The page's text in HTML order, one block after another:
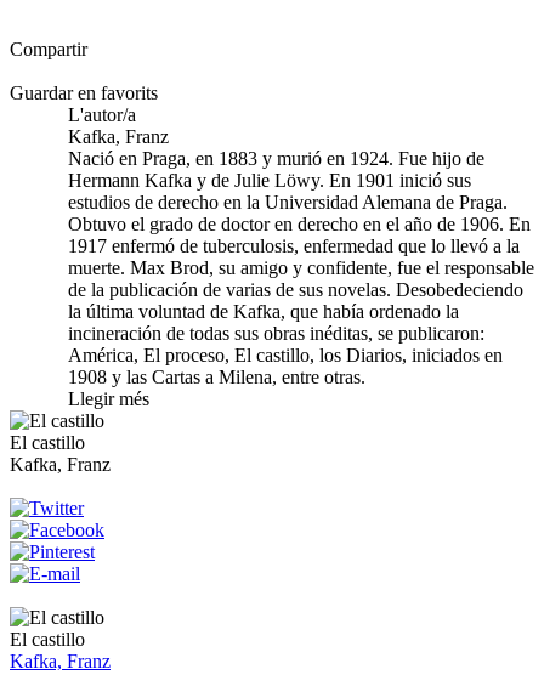
Compartir
Guardar en favorits
L'autor/a
Kafka, Franz
Nació en Praga, en 1883 y murió en 1924. Fue hijo de
Hermann Kafka y de Julie Löwy. En 1901 inició sus
estudios de derecho en la Universidad Alemana de Praga.
Obtuvo el grado de doctor en derecho en el año de 1906. En
1917 enfermó de tuberculosis, enfermedad que lo llevó a la
muerte. Max Brod, su amigo y confidente, fue el responsable
de la publicación de varias de sus novelas. Desobedeciendo
la última voluntad de Kafka, que había ordenado la
incineración de todas sus obras inéditas, se publicaron:
América, El proceso, El castillo, los Diarios, iniciados en
1908 y las Cartas a Milena, entre otras.
Llegir més
El castillo
Kafka, Franz
El castillo
Kafka, Franz